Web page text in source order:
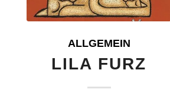
ALLGEMEIN
LILA FURZ